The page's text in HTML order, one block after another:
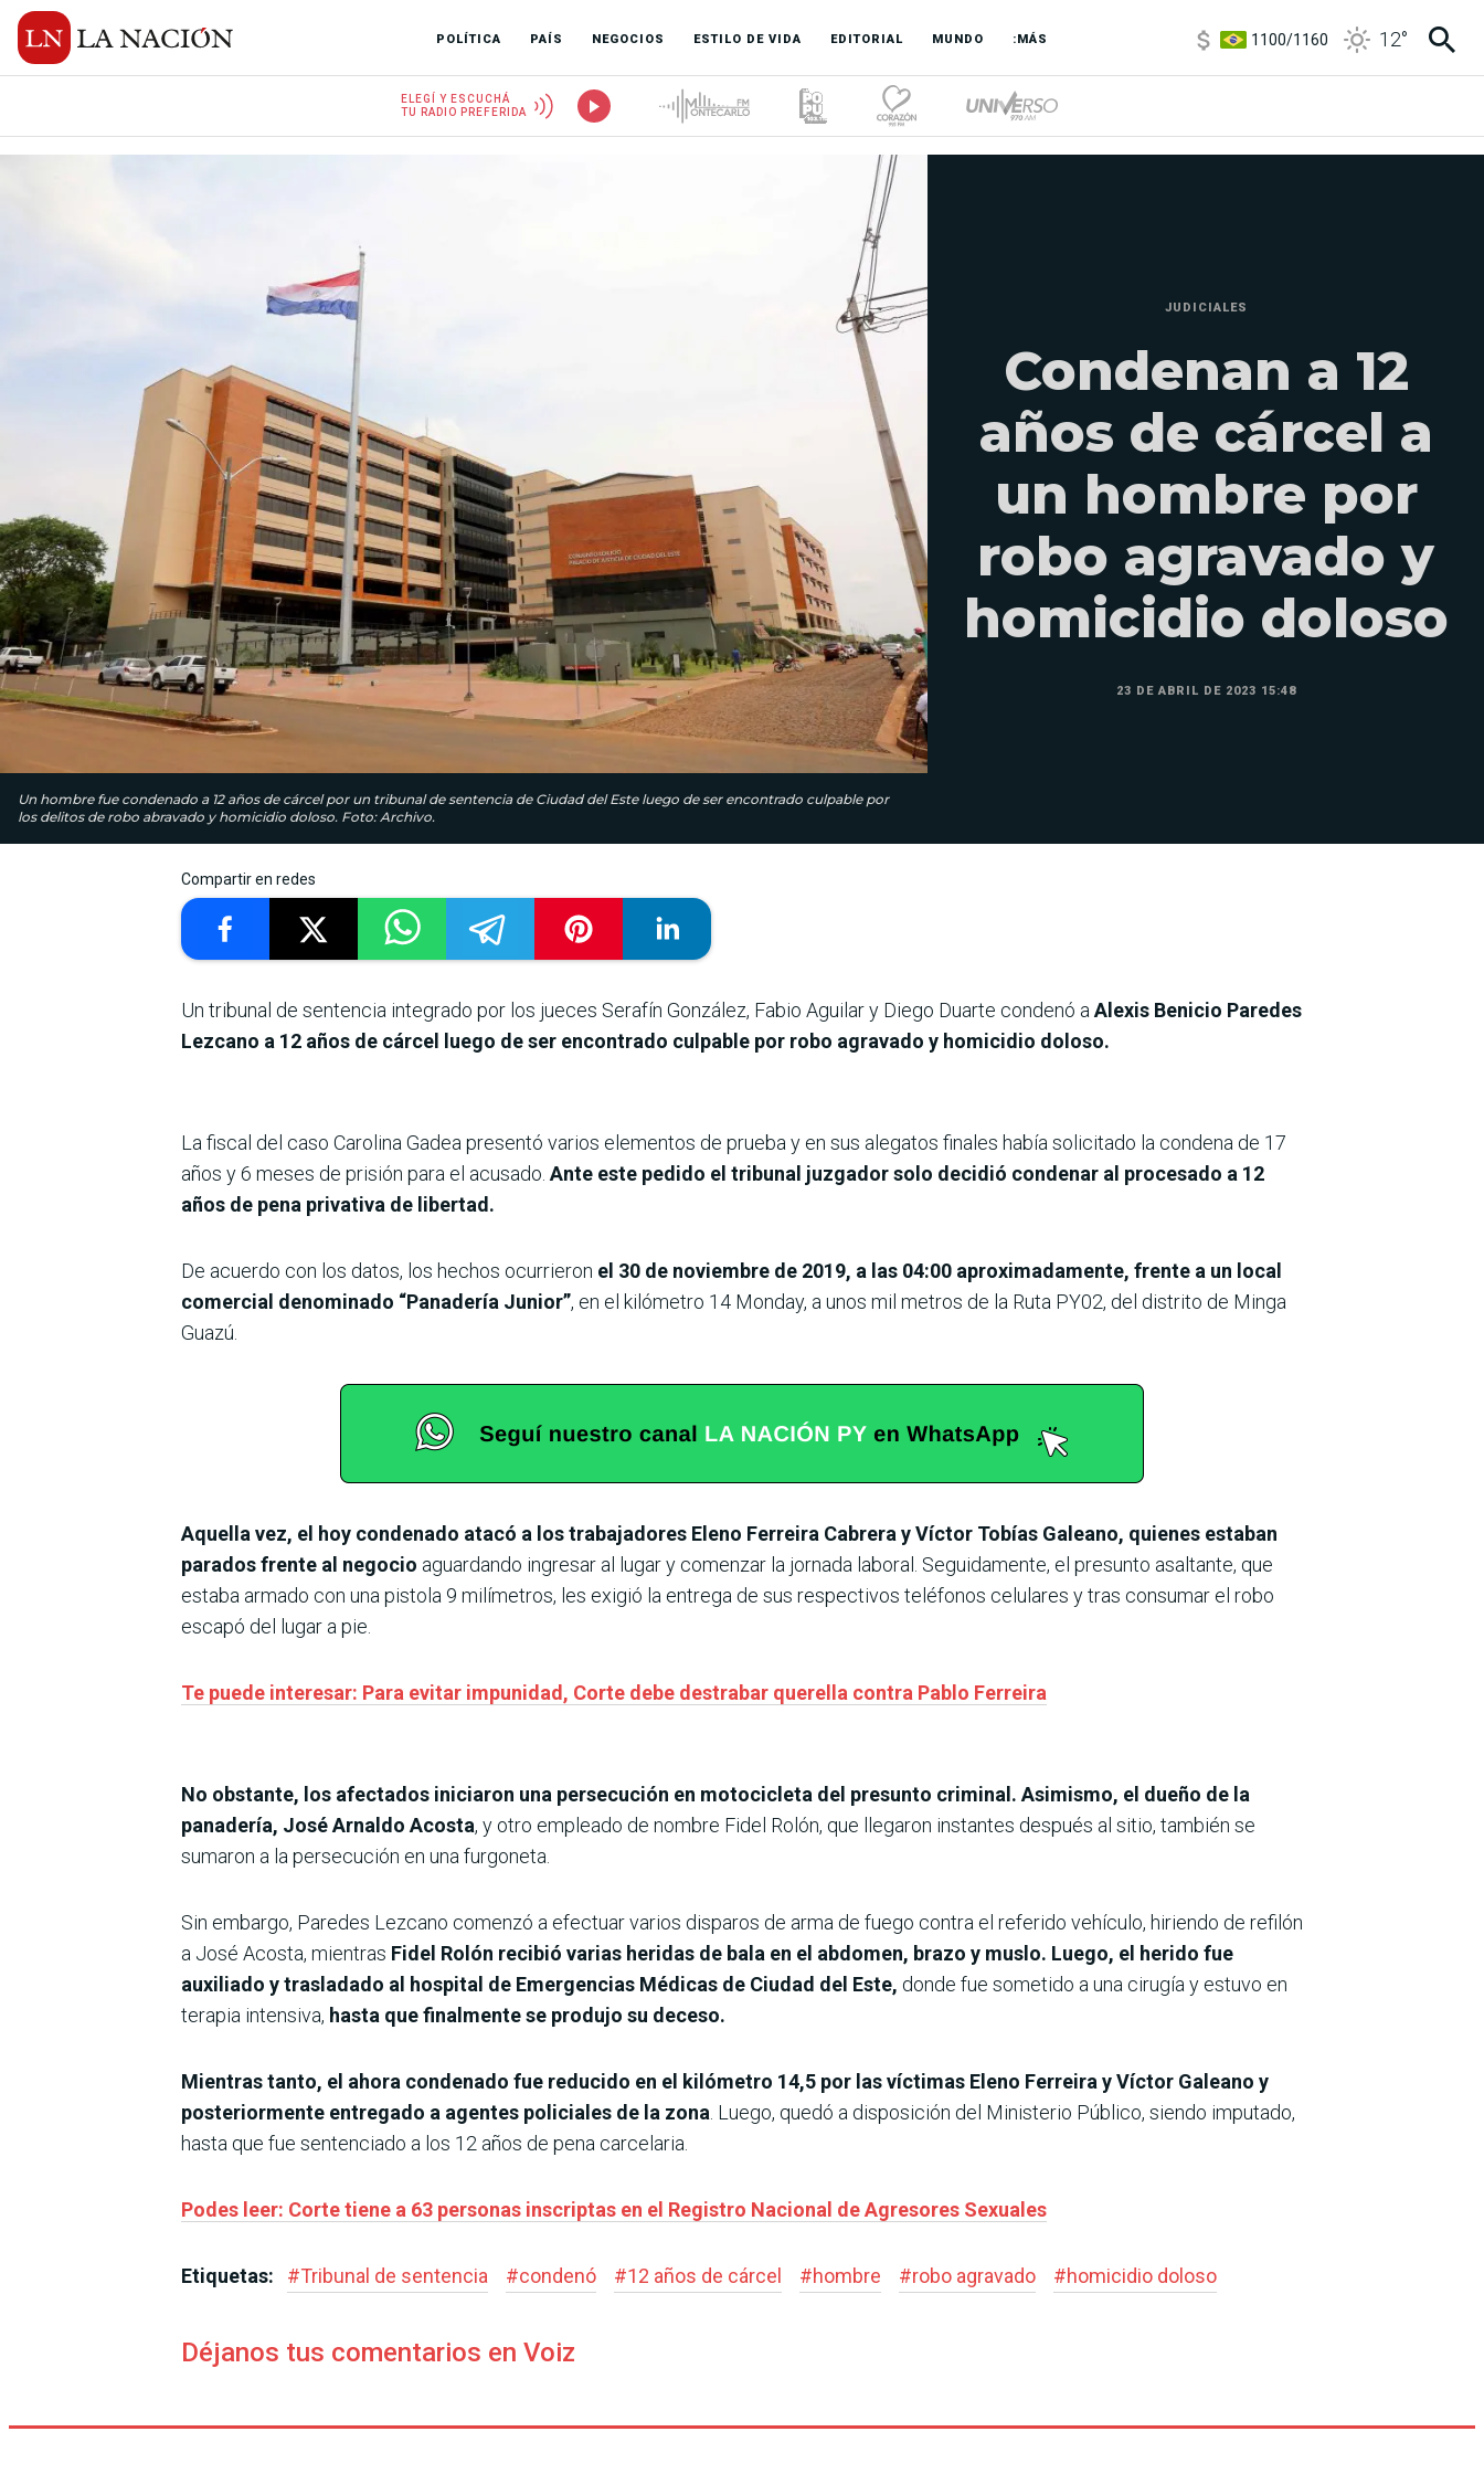
POLÍTICA PAÍS NEGOCIOS ESTILO DE VIDA EDITORIAL MUNDO :MÁS
3,8/4
6850/7200
12°
ELEGÍ Y ESCUCHÁ
TU RADIO PREFERIDA
Un hombre fue condenado a 12 años de cárcel por un tribunal de sentencia de Ciudad del Este luego de ser encontrado culpable por
los delitos de robo abravado y homicidio doloso. Foto: Archivo.
JUDICIALES
Condenan a 12
años de cárcel a
un hombre por
robo agravado y
homicidio doloso
23 DE ABRIL DE 2023 15:48
Compartir en redes
Un tribunal de sentencia integrado por los jueces Serafín González, Fabio Aguilar y Diego Duarte condenó a Alexis Benicio Paredes
Lezcano a 12 años de cárcel luego de ser encontrado culpable por robo agravado y homicidio doloso.
La fiscal del caso Carolina Gadea presentó varios elementos de prueba y en sus alegatos finales había solicitado la condena de 17
años y 6 meses de prisión para el acusado. Ante este pedido el tribunal juzgador solo decidió condenar al procesado a 12
años de pena privativa de libertad.
De acuerdo con los datos, los hechos ocurrieron el 30 de noviembre de 2019, a las 04:00 aproximadamente, frente a un local
comercial denominado “Panadería Junior”, en el kilómetro 14 Monday, a unos mil metros de la Ruta PY02, del distrito de Minga
Guazú.
Aquella vez, el hoy condenado atacó a los trabajadores Eleno Ferreira Cabrera y Víctor Tobías Galeano, quienes estaban
parados frente al negocio aguardando ingresar al lugar y comenzar la jornada laboral. Seguidamente, el presunto asaltante, que
estaba armado con una pistola 9 milímetros, les exigió la entrega de sus respectivos teléfonos celulares y tras consumar el robo
escapó del lugar a pie.
Te puede interesar: Para evitar impunidad, Corte debe destrabar querella contra Pablo Ferreira
No obstante, los afectados iniciaron una persecución en motocicleta del presunto criminal. Asimismo, el dueño de la
panadería, José Arnaldo Acosta, y otro empleado de nombre Fidel Rolón, que llegaron instantes después al sitio, también se
sumaron a la persecución en una furgoneta.
Sin embargo, Paredes Lezcano comenzó a efectuar varios disparos de arma de fuego contra el referido vehículo, hiriendo de refilón
a José Acosta, mientras Fidel Rolón recibió varias heridas de bala en el abdomen, brazo y muslo. Luego, el herido fue
auxiliado y trasladado al hospital de Emergencias Médicas de Ciudad del Este, donde fue sometido a una cirugía y estuvo en
terapia intensiva, hasta que finalmente se produjo su deceso.
Mientras tanto, el ahora condenado fue reducido en el kilómetro 14,5 por las víctimas Eleno Ferreira y Víctor Galeano y
posteriormente entregado a agentes policiales de la zona . Luego, quedó a disposición del Ministerio Público, siendo imputado,
hasta que fue sentenciado a los 12 años de pena carcelaria.
Podes leer: Corte tiene a 63 personas inscriptas en el Registro Nacional de Agresores Sexuales
Etiquetas: #Tribunal de sentencia #condenó #12 años de cárcel #hombre #robo agravado #homicidio doloso
Déjanos tus comentarios en Voiz